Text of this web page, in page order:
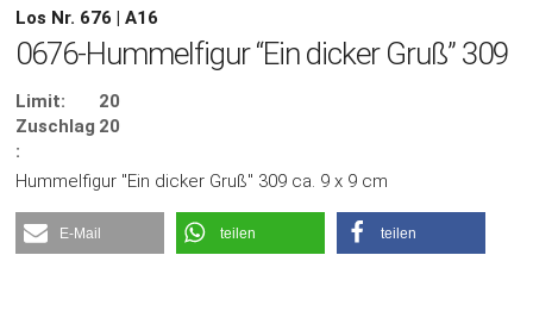
Los Nr. 676 | A16
0676-Hummelfigur “Ein dicker Gruß” 309
Limit:
20
Zuschlag
:
20
Hummelfigur "Ein dicker Gruß" 309 ca. 9 x 9 cm
E-Mail teilen teilen